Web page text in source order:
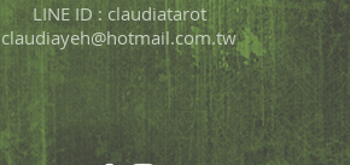
LINE ID : claudiatarot
claudiayeh@hotmail.com.tw